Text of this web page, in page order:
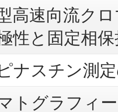
高速向流ク
性と固定相
ナスチン測
トグラフィ